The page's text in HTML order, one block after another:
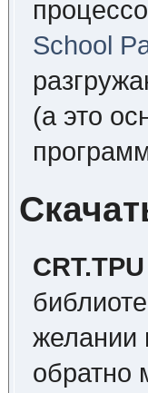
School
(а это
CRT.TPU
желании
обратно